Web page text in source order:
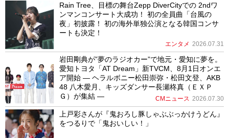
Rain Tree、目標の舞台Zepp DiverCityでの 2ndワ
ンマンコンサート大成功！ 初の全員曲「台風の
夜」初披露！ 初の海外単独公演となる韓国コンサ
ートも決定！
エンタメ 2026.07.31
岩田剛典が”夢のラジオカー”で地元・愛知に夢を。
愛知トヨタ「AT Dream」新TVCM、8月1日オンエ
ア開始 ― ヘラルボニー松田崇弥・松田文登、AKB
48 八木愛月、キッズダンサー長瀬柊真（ＥＸＰ
Ｇ）が集結 ―
CMニュース 2026.07.30
上戸彩さんが『鬼おろし豚しゃぶぶっかけうどん』
をつるりで「鬼おいしい！」